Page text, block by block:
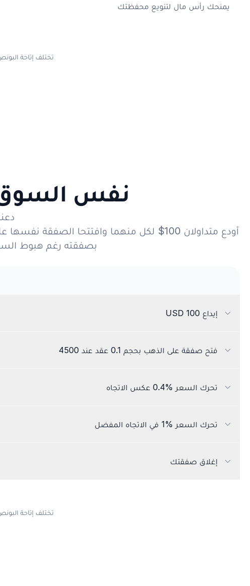
يمنحك رأس مال لتنويع محفظتك
تختلف إتاحة
نفس
بصفقته رغم هبوط
إيداع 100 USD
فتح صفقة على الذهب بحجم 0.1 عقد عند 4500
تحرك السعر %0.4 عكس الاتجاه
تحرك السعر %1 في الاتجاه المفضل
إغلاق صفقتك
تختلف إتاحة